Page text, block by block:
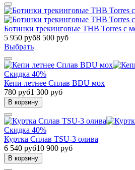
Ботинки трекинговые THB Torres с
5 950 руб8 500 руб
Выбрать
Скидка 40%
Кепи летнее Сплав BDU мох
780 руб1 300 руб
В корзину
Скидка 40%
Куртка Сплав TSU-3 олива
6 540 руб10 900 руб
В корзину